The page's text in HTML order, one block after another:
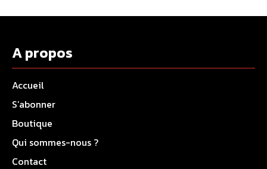
A propos
Accueil
S’abonner
Boutique
Qui sommes-nous ?
Contact